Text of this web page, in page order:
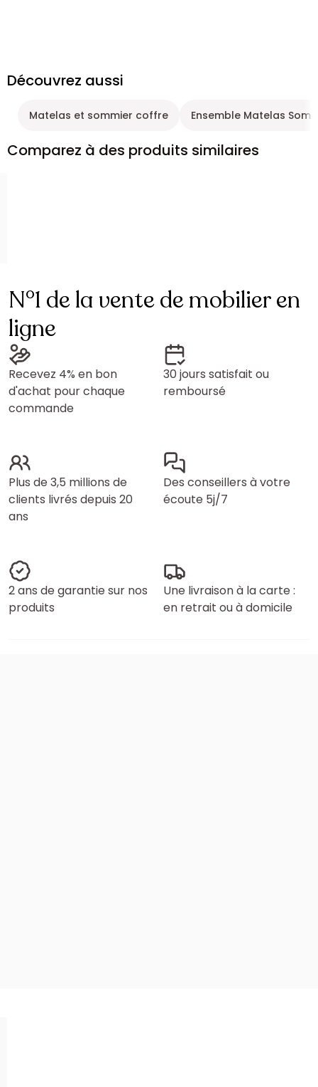
Découvrez aussi
Matelas et sommier coffre Ensemble Matelas
Comparez à des produits similaires
N°1 de la vente de mobilier en
ligne
Recevez 4% en bon
d'achat pour chaque
commande
30 jours satisfait ou
remboursé
Plus de 3,5 millions de
clients livrés depuis 20
ans
Des conseillers à votre
écoute 5j/7
2 ans de garantie sur nos
produits
Une livraison à la carte :
en retrait ou à domicile